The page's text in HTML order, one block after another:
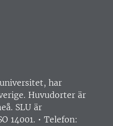
har
Huvudorter är
SLU är
14001. • Telefon: